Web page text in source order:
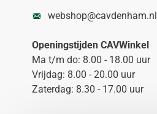
webshop@cavdenham.nl
Openingstijden CAVWinkel
Ma t/m do: 8.00 - 18.00 uur
Vrijdag: 8.00 - 20.00 uur
Zaterdag: 8.30 - 17.00 uur